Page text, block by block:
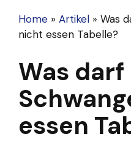
Home » Artikel » Was
nicht essen Tabelle?
Was
essen